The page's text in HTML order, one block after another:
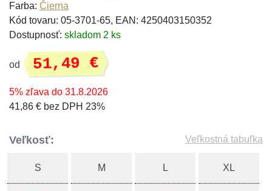
Farba: Čierna
Kód tovaru: 05-3701-65, EAN: 4250403150352
Dostupnosť: skladom 2 ks
od 51,49 €
5% zľava do 31.8.2026
41,86 € bez DPH 23%
Veľkosť: Veľkostná tabuľka
S M L XL